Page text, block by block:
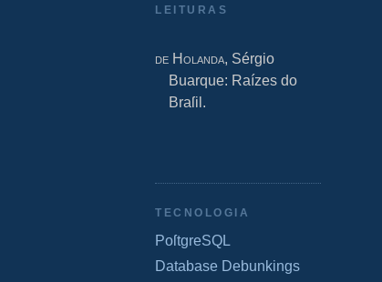
LEITURAS
de Holanda, Sérgio
Buarque: Raízes do
Braſil.
TECNOLOGIA
PoſtgreSQL
Database Debunkings